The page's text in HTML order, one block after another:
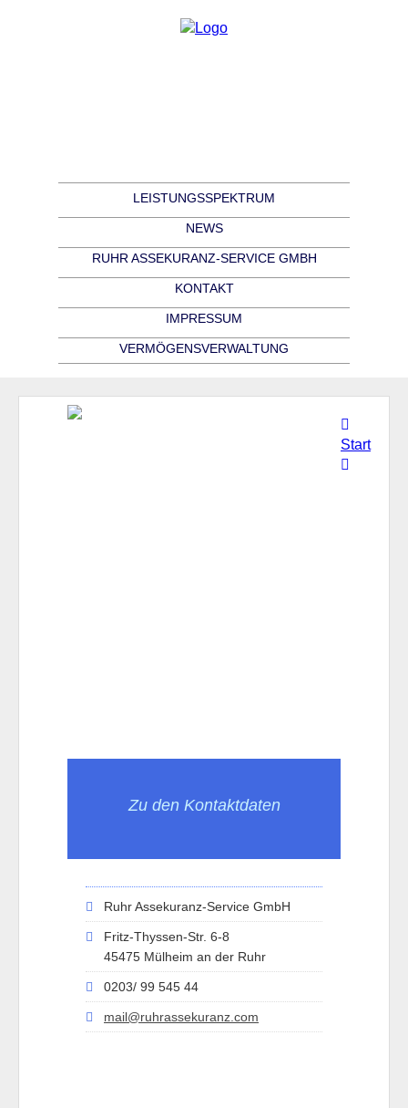
LEISTUNGSSPEKTRUM
NEWS
RUHR ASSEKURANZ-SERVICE GMBH
KONTAKT
IMPRESSUM
VERMÖGENSVERWALTUNG
Zu den Kontaktdaten
Ruhr Assekuranz-Service GmbH
Fritz-Thyssen-Str. 6-8
45475 Mülheim an der Ruhr
0203/ 99 545 44
mail@ruhrassekuranz.com
Start